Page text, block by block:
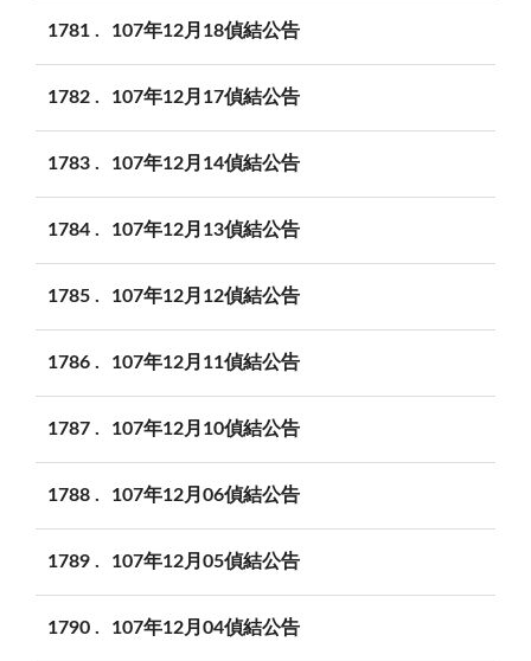
1781 107年12月18偵結公告
1782 107年12月17偵結公告
1783 107年12月14偵結公告
1784 107年12月13偵結公告
1785 107年12月12偵結公告
1786 107年12月11偵結公告
1787 107年12月10偵結公告
1788 107年12月06偵結公告
1789 107年12月05偵結公告
1790 107年12月04偵結公告